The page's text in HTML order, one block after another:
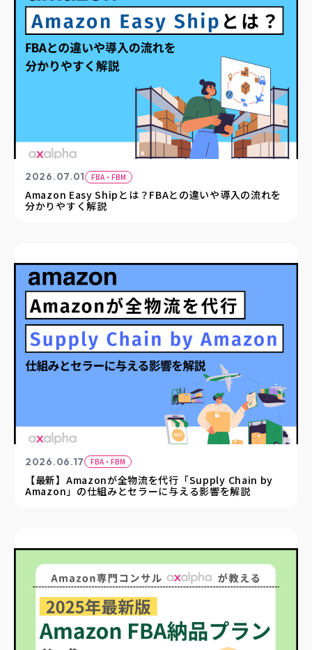
2026.07.01 FBA・FBM
Amazon Easy Shipとは？FBAとの違いや導入の流れを
分かりやすく解説
2026.06.17 FBA・FBM
【最新】Amazonが全物流を代行「Supply Chain by
Amazon」の仕組みとセラーに与える影響を解説